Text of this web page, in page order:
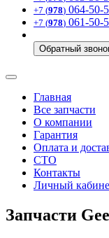
+7 (978) 064-50-
+7 (978) 061-50-
Обратный
Главная
Все запчасти
О компании
Гарантия
Оплата и
СТО
Контакты
Личный
Запчасти